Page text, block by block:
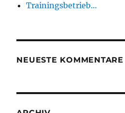
Trainingsbetrieb…
NEUESTE KOMMENTARE